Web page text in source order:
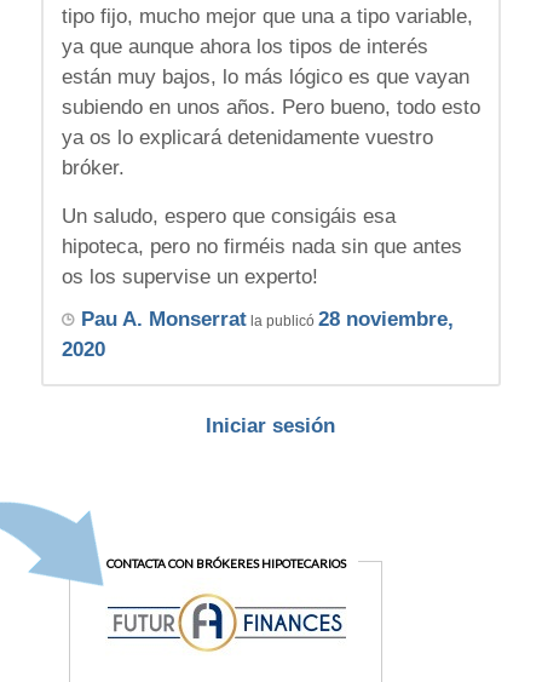
tipo fijo, mucho mejor que una a tipo variable,
ya que aunque ahora los tipos de interés
están muy bajos, lo más lógico es que vayan
subiendo en unos años. Pero bueno, todo esto
ya os lo explicará detenidamente vuestro
bróker.
Un saludo, espero que consigáis esa
hipoteca, pero no firméis nada sin que antes
os los supervise un experto!
Pau A. Monserratla publicó 28 noviembre,
2020
Iniciar sesión